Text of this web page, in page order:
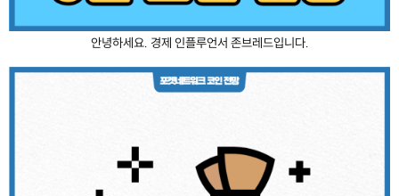
안녕하세요. 경제 인플루언서 존브레드입니다.